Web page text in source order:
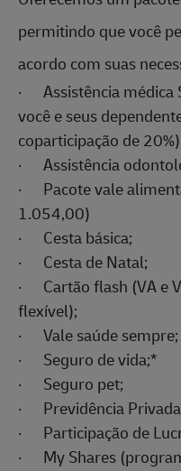
permitindo que você
acordo com suas
·
Assistência
você e seus
coparticipação de
·
Assistência
·
Pacote vale
1.054,00)
·
Cesta básica;
·
Cesta de Natal;
·
Cartão flash (VA e
flexível);
·
Vale saúde sempre;
·
Seguro de vida;*
·
Seguro pet;
·
Previdência
·
Participação de
·
My Shares